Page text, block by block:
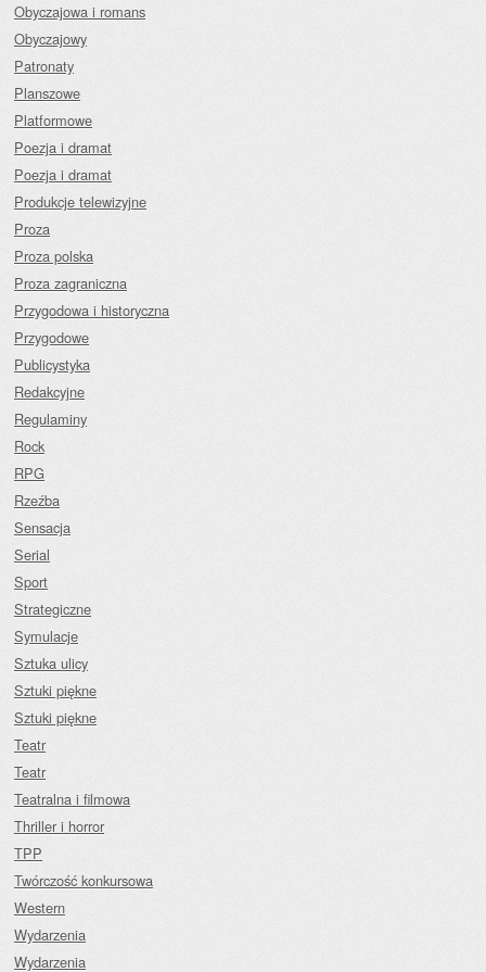
Obyczajowa i romans
Obyczajowy
Patronaty
Planszowe
Platformowe
Poezja i dramat
Poezja i dramat
Produkcje telewizyjne
Proza
Proza polska
Proza zagraniczna
Przygodowa i historyczna
Przygodowe
Publicystyka
Redakcyjne
Regulaminy
Rock
RPG
Rzeźba
Sensacja
Serial
Sport
Strategiczne
Symulacje
Sztuka ulicy
Sztuki piękne
Sztuki piękne
Teatr
Teatr
Teatralna i filmowa
Thriller i horror
TPP
Twórczość konkursowa
Western
Wydarzenia
Wydarzenia